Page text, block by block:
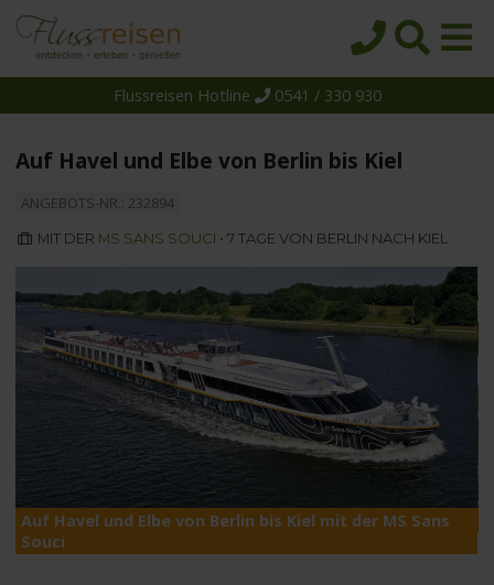
Schiffe
Über uns
Flussreisen Hotline 0541 / 330 930
Auf Havel und Elbe von Berlin bis Kiel
ANGEBOTS-NR.: 232894
MIT DER MS SANS SOUCI • 7 TAGE VON BERLIN NACH KIEL
Auf Havel und Elbe von Berlin bis Kiel mit der MS Sans
Souci